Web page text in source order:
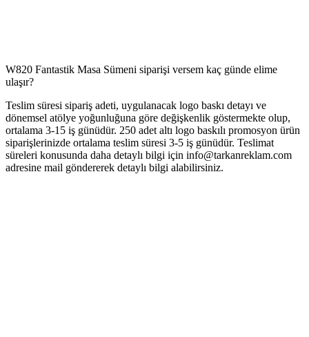
W820 Fantastik Masa Sümeni siparişi versem kaç günde elime
ulaşır?
Teslim süresi sipariş adeti, uygulanacak logo baskı detayı ve
dönemsel atölye yoğunluğuna göre değişkenlik göstermekte olup,
ortalama 3-15 iş günüdür. 250 adet altı logo baskılı promosyon ürün
siparişlerinizde ortalama teslim süresi 3-5 iş günüdür. Teslimat
süreleri konusunda daha detaylı bilgi için info@tarkanreklam.com
adresine mail göndererek detaylı bilgi alabilirsiniz.